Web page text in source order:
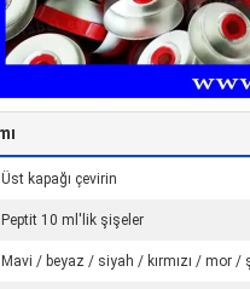
Üst kapağı çevirin
Peptit 10 ml'lik şişeler
Mavi / beyaz / siyah / kırmızı / mor /